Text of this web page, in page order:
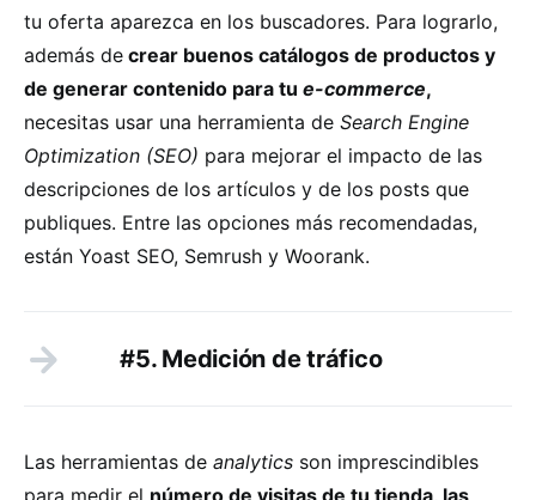
tu oferta aparezca en los buscadores. Para lograrlo,
además de crear buenos catálogos de productos y
de generar contenido para tu e-commerce,
necesitas usar una herramienta de Search Engine
Optimization (SEO) para mejorar el impacto de las
descripciones de los artículos y de los posts que
publiques. Entre las opciones más recomendadas,
están Yoast SEO, Semrush y Woorank.
#5. Medición de tráfico
Las herramientas de analytics son imprescindibles
para medir el número de visitas de tu tienda, las